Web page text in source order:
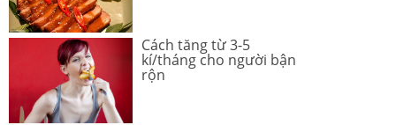
Cách tăng từ 3-5
kí/tháng cho người bận
rộn